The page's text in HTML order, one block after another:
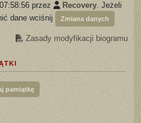
przez Recovery. Jeżeli
dane wciśnij
Zmiana danych
Zasady modyfikacji biogramu
pamiątkę